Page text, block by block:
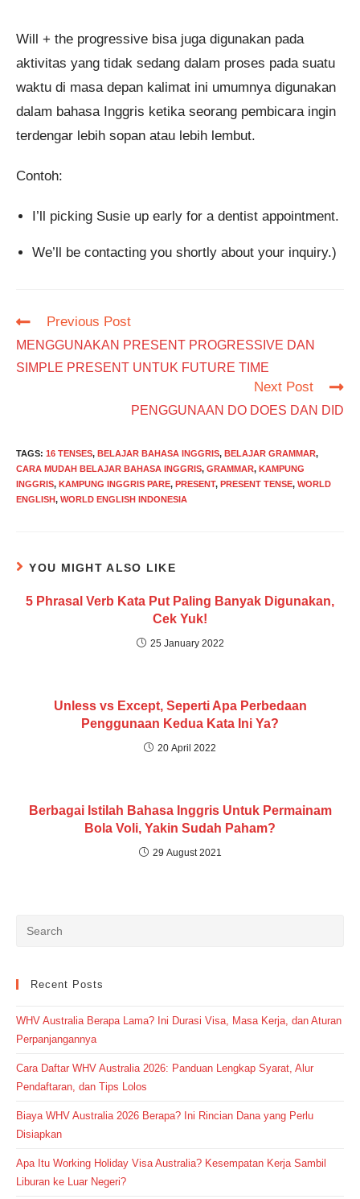
Will + the progressive bisa juga digunakan pada
aktivitas yang tidak sedang dalam proses pada suatu
waktu di masa depan kalimat ini umumnya digunakan
dalam bahasa Inggris ketika seorang pembicara ingin
terdengar lebih sopan atau lebih lembut.
Contoh:
I’ll picking Susie up early for a dentist appointment.
We’ll be contacting you shortly about your inquiry.)
Read
articles
Previous Post
MENGGUNAKAN PRESENT PROGRESSIVE DAN
SIMPLE PRESENT UNTUK FUTURE TIME
Next Post
PENGGUNAAN DO DOES DAN DID
TAGS: 16 TENSES, BELAJAR BAHASA INGGRIS, BELAJAR GRAMMAR,
CARA MUDAH BELAJAR BAHASA INGGRIS, GRAMMAR, KAMPUNG
INGGRIS, KAMPUNG INGGRIS PARE, PRESENT, PRESENT TENSE, WORLD
ENGLISH, WORLD ENGLISH INDONESIA
YOU MIGHT ALSO LIKE
5 Phrasal Verb Kata Put Paling Banyak Digunakan,
Cek Yuk!
25 January 2022
Unless vs Except, Seperti Apa Perbedaan
Penggunaan Kedua Kata Ini Ya?
20 April 2022
Berbagai Istilah Bahasa Inggris Untuk Permainam
Bola Voli, Yakin Sudah Paham?
29 August 2021
Recent Posts
WHV Australia Berapa Lama? Ini Durasi Visa, Masa Kerja, dan Aturan
Perpanjangannya
Cara Daftar WHV Australia 2026: Panduan Lengkap Syarat, Alur
Pendaftaran, dan Tips Lolos
Biaya WHV Australia 2026 Berapa? Ini Rincian Dana yang Perlu
Disiapkan
Apa Itu Working Holiday Visa Australia? Kesempatan Kerja Sambil
Liburan ke Luar Negeri?